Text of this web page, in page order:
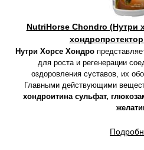
NutriHorse Chondro (Нутри
Нутри Хорсе Хондро
для роста и регенерации
оздоровления суставов, их
Главными действующими
хондроитина сульфат,